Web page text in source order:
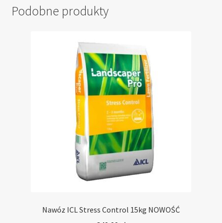
Podobne produkty
Nawóz ICL Stress Control 15kg NOWOŚĆ